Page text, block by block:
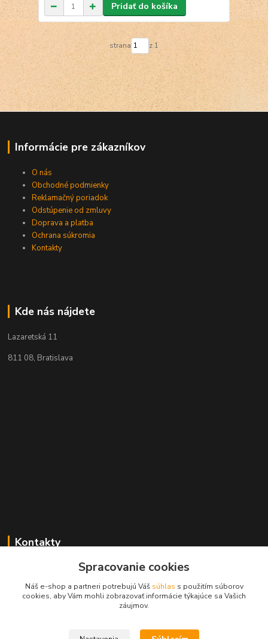
Pridať do košíka
strana z 1
Informácie pre zákazníkov
O nás
Obchodné podmienky
Reklamačný poriadok
Odstúpenie od zmluvy
Doprava a platba
Ochrana súkromia
Kontakty
Kde nás nájdete
Lazaretská 11
811 08, Bratislava
Kontakty
+421 2 529 67 411
(Po - Pia: 10:00 - 17:30)
Spracovanie cookies
Náš e-shop a partneri potrebujú Váš súhlas s použitím súborov
cookies, aby Vám mohli zobrazovať informácie týkajúce sa Vašich
záujmov.